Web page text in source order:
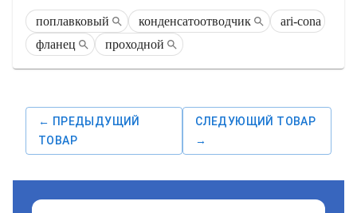
поплавковый конденсатоотводчик
ari-cona
фланец
проходной
← ПРЕДЫДУЩИЙ
ТОВАР
СЛЕДУЮЩИЙ ТОВАР
→